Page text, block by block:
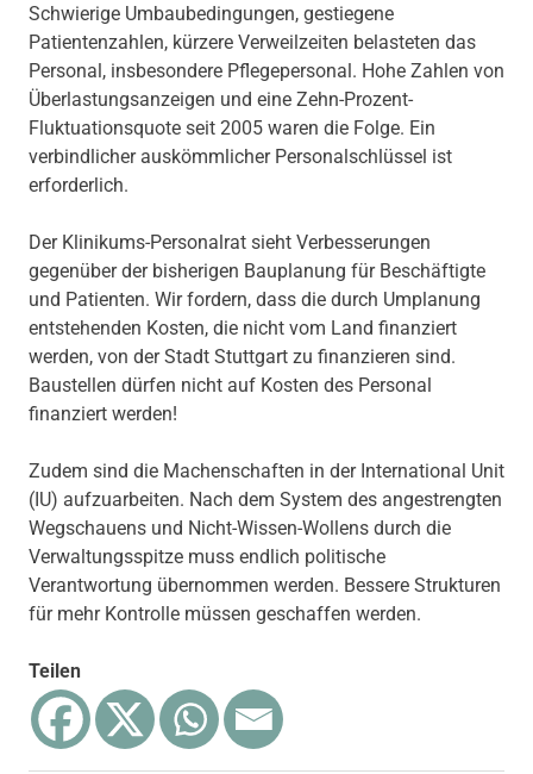
Schwierige Umbaubedingungen, gestiegene
Patientenzahlen, kürzere Verweilzeiten belasteten das
Personal, insbesondere Pflegepersonal. Hohe Zahlen von
Überlastungsanzeigen und eine Zehn-Prozent-
Fluktuationsquote seit 2005 waren die Folge. Ein
verbindlicher auskömmlicher Personalschlüssel ist
erforderlich.
Der Klinikums-Personalrat sieht Verbesserungen
gegenüber der bisherigen Bauplanung für Beschäftigte
und Patienten. Wir fordern, dass die durch Umplanung
entstehenden Kosten, die nicht vom Land finanziert
werden, von der Stadt Stuttgart zu finanzieren sind.
Baustellen dürfen nicht auf Kosten des Personal
finanziert werden!
Zudem sind die Machenschaften in der International Unit
(IU) aufzuarbeiten. Nach dem System des angestrengten
Wegschauens und Nicht-Wissen-Wollens durch die
Verwaltungsspitze muss endlich politische
Verantwortung übernommen werden. Bessere Strukturen
für mehr Kontrolle müssen geschaffen werden.
Teilen